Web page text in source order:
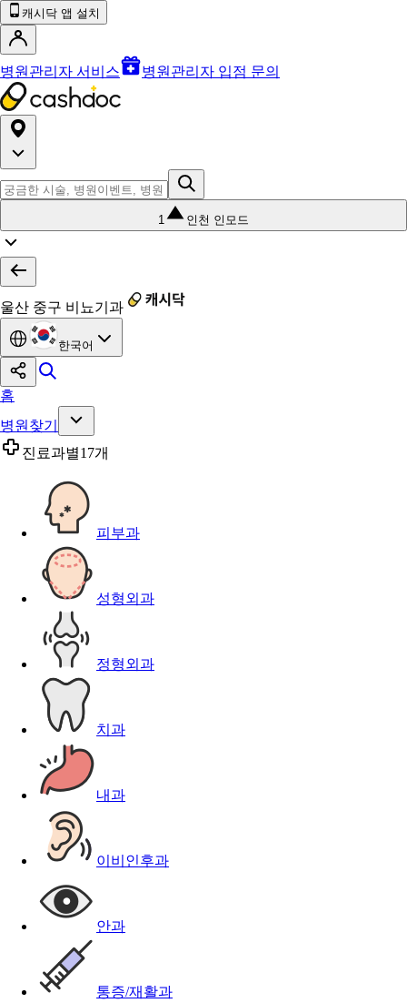
캐시닥 앱 설치
병원관리자 서비스 병원관리자 입점 문의
1 인천 인모드
울산 중구 비뇨기과
한국어
홈
병원찾기
진료과별17개
피부과
성형외과
정형외과
치과
내과
이비인후과
안과
통증/재활과